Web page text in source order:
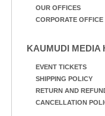
OUR OFFICES
CORPORATE OFFICE
KAUMUDI MEDIA
EVENT TICKETS
SHIPPING POLICY
RETURN AND
CANCELLATION